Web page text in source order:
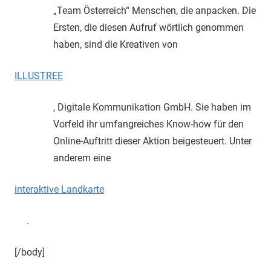
„Team Österreich“ Menschen, die anpacken. Die
Ersten, die diesen Aufruf wörtlich genommen
haben, sind die Kreativen von
ILLUSTREE
, Digitale Kommunikation GmbH. Sie haben im
Vorfeld ihr umfangreiches Know-how für den
Online-Auftritt dieser Aktion beigesteuert. Unter
anderem eine
interaktive Landkarte
.
[/body]